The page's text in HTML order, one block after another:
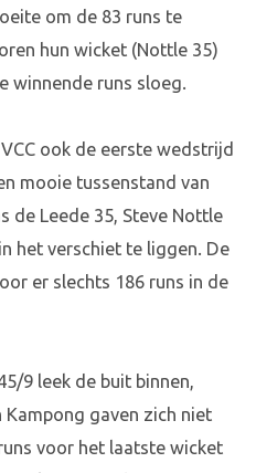
om de 83 runs te
hun wicket (Nottle 35)
winnende runs sloeg.
ook de eerste wedstrijd
mooie tussenstand van
de Leede 35, Steve Nottle
het verschiet te liggen. De
er slechts 186 runs in de
9 leek de buit binnen,
gaven zich niet
voor het laatste wicket